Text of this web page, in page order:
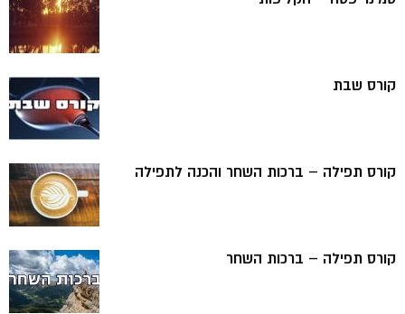
קורס שבת
קורס תפילה – ברכות השחר והכנה לתפילה
קורס תפילה – ברכות השחר